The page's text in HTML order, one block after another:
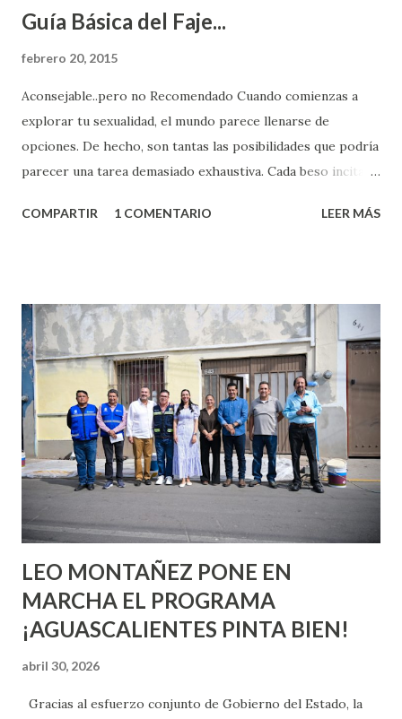
Guía Básica del Faje...
febrero 20, 2015
Aconsejable..pero no Recomendado Cuando comienzas a
explorar tu sexualidad, el mundo parece llenarse de
opciones. De hecho, son tantas las posibilidades que podría
parecer una tarea demasiado exhaustiva. Cada beso incita
partes de ti que jamás hubieras imaginado. El problema es
conoces ni la mitad de lo que deberías saber. Pero incluso
quienes ya han tenido relaciones sexuales no son expertos
o expertas en el tema. Siempre hay algo nuevo que
aprender y nuevas experiencias que conocer. Si eres una
chica y aún no has tenido relaciones sexuales, tal vez
pienses que el sexo será increíble y no puedas esperar para
experimentarlo, pero como cualquier persona con
experiencia te dirá, siempre es mejor cuando ambas partes
son suficientemen...
COMPARTIR 1 COMENTARIO LEER MÁS
LEO MONTAÑEZ PONE EN
MARCHA EL PROGRAMA
¡AGUASCALIENTES PINTA BIEN!
abril 30, 2026
Gracias al esfuerzo conjunto de Gobierno del Estado, la